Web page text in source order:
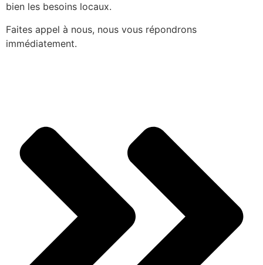
bien les besoins locaux.
Faites appel à nous, nous vous répondrons
immédiatement.